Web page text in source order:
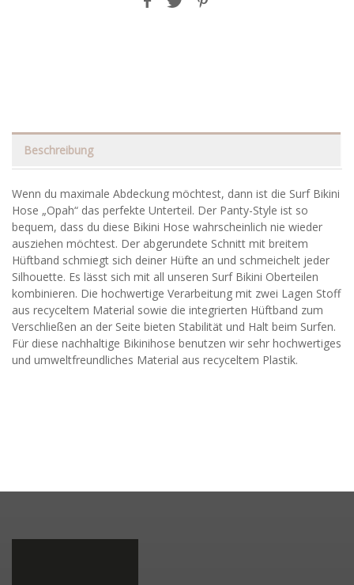
Beschreibung
Wenn du maximale Abdeckung möchtest, dann ist die Surf Bikini
Hose „Opah“ das perfekte Unterteil. Der Panty-Style ist so
bequem, dass du diese Bikini Hose wahrscheinlich nie wieder
ausziehen möchtest. Der abgerundete Schnitt mit breitem
Hüftband schmiegt sich deiner Hüfte an und schmeichelt jeder
Silhouette. Es lässt sich mit all unseren Surf Bikini Oberteilen
kombinieren. Die hochwertige Verarbeitung mit zwei Lagen Stoff
aus recyceltem Material sowie die integrierten Hüftband zum
Verschließen an der Seite bieten Stabilität und Halt beim Surfen.
Für diese nachhaltige Bikinihose benutzen wir sehr hochwertiges
und umweltfreundliches Material aus recyceltem Plastik.